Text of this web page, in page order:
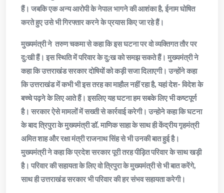
हैं। जबकि एक अन्य आरोपी के नेपाल भागने की आशंका है, ईनाम घोषित
करते हुए उसे भी गिरफ्तार करने के प्रयास किए जा रहे हैं।
मुख्यमंत्री ने तरुण चकमा से कहा कि इस घटना पर वो व्यक्तिगत तौर पर
दु:खी हैं। इस स्थिति में परिवार के दु:ख को समझ सकते हैं। मुख्यमंत्री ने
कहा कि उत्तराखंड सरकार दोषियों को कड़ी सजा दिलाएगी। उन्होंने कहा
कि उत्तराखंड में कभी भी इस तरह का माहौल नहीं रहा है, यहां देश- विदेश के
बच्चे पढ़ने के लिए आते हैं। इसलिए यह घटना हम सबके लिए भी कष्टपूर्ण
है। सरकार ऐसे मामलों में सख्ती से कार्रवाई करेगी। उन्होने कहा कि घटना
के बाद त्रिपुरा के मुख्यमंत्री डॉ. माणिक साहा के साथ ही केंद्रीय गृहमंत्री
अमित शाह और रक्षा मंत्री राजनाथ सिंह से भी उनकी बात हुई है।
मुख्यमंत्री ने कहा कि प्रदेश सरकार पूरी तरह पीड़ित परिवार के साथ खड़ी
है। परिवार की सहायता के लिए वो त्रिपुरा के मुख्यमंत्री से भी बात करेंगे,
साथ ही उत्तराखंड सरकार भी परिवार की हर संभव सहायता करेगी।